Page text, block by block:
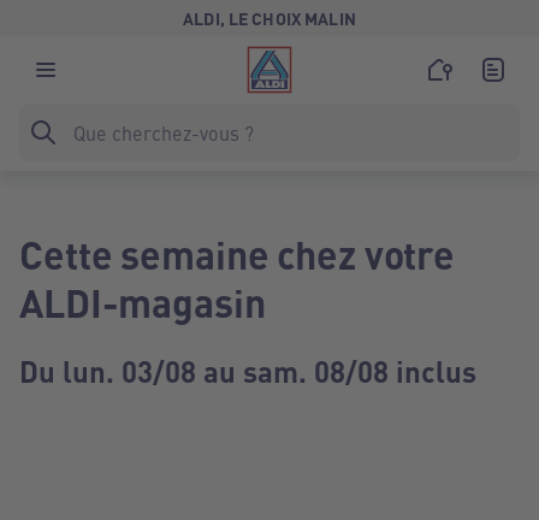
ALDI, LE CHOIX MALIN
Cette semaine chez votre
ALDI-magasin
Du lun. 03/08 au sam. 08/08 inclus